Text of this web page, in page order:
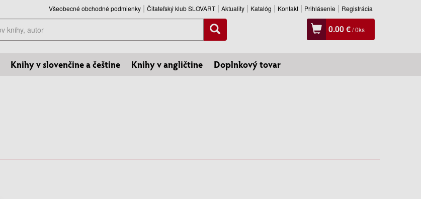
Všeobecné obchodné podmienky Čitateľský klub SLOVART Aktuality Katalóg Kontakt Prihlásenie Registrácia
0.00 €/0ks
Knihy v slovenčine a češtine Knihy v angličtine Doplnkový tovar